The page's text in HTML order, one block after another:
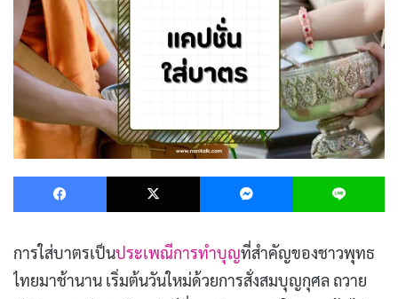
Facebook X Messenger
การใส่บาตรเป็นประเพณีการทำบุญที่สำคัญของชาวพุทธ
ไทยมาช้านาน เริ่มต้นวันใหม่ด้วยการสั่งสมบุญกุศล ถวาย